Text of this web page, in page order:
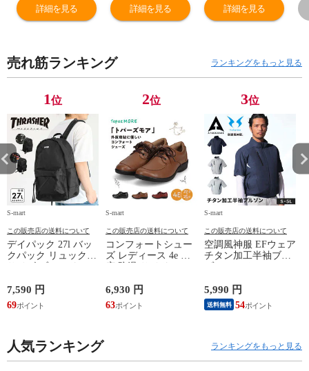
子 ショート丈 な
がぐつ レインシ
トブーツ 小学生
通学 履きやすい
ルー 黄色 ネイビ
ー カーキ 7302
詳細を見る
子 ショート丈 な
がぐつ レインシ
トブーツ 小学生
通学 履きやすい
ルー 黄色 ネイビ
ー カーキ 7302
詳細を見る
子 ショート丈 な
がぐつ レインシ
トブーツ 小学生
通学 履きやすい
ルー 黄色 ネイビ
ー カーキ 7302
詳細を見る
売れ筋ランキング ランキングをもっと見る
1位
S-mart
この販売店の送料について
デイパック 27l バッ
クパック リュック
鞄 機内持ち込み 夏
スラッシャー
THRASHER r1929
7,590 円
69
2位
S-mart
この販売店の送料について
コンフォートシュー
ズ レディース 4e 幅
シューズ 黒 トパー
ズ モア 靴 カジュア
ルシューズ 外反母趾
6,930 円
63
3位
S-mart
この販売店の送料について
空調風神服 EFウェア
チタン加工半袖ブル
ジャケット 遮熱 作
業服 作業着 上着 ア
タックベース KF100
5,990 円
送料無料 54
人気ランキング ランキングをもっと見る